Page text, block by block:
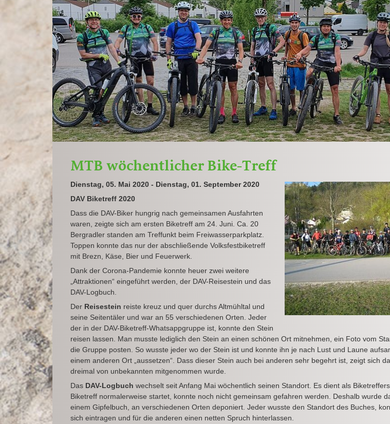
MTB wöchentlicher Bike-Treff
Dienstag, 05. Mai 2020 - Dienstag, 01. September 2020
DAV Biketreff 2020
Dass die DAV-Biker hungrig nach gemeinsamen Ausfahrten
waren, zeigte sich am ersten Biketreff am 24. Juni. Ca. 20
Bergradler standen am Treffunkt beim Freiwasserparkplatz.
Toppen konnte das nur der abschließende Volksfestbiketreff
mit Brezn, Käse, Bier und Feuerwerk.
Dank der Corona-Pandemie konnte heuer zwei weitere
„Attraktionen“ eingeführt werden, der DAV-Reisestein und das
DAV-Logbuch.
Der Reisestein reiste kreuz und quer durchs Altmühltal und
seine Seitentäler und war an 55 verschiedenen Orten. Jeder
der in der DAV-Biketreff-Whatsappgruppe ist, konnte den Stein
reisen lassen. Man musste lediglich den Stein an einen schönen Ort mitnehmen, ein Foto vom
die Gruppe posten. So wusste jeder wo der Stein ist und konnte ihn je nach Lust und Laune
einem anderen Ort „aussetzen“. Dass dieser Stein auch bei anderen sehr begehrt ist, zeigt sich
dreimal von unbekannten mitgenommen wurde.
Das DAV-Logbuch wechselt seit Anfang Mai wöchentlich seinen Standort. Es dient als
Biketreff normalerweise startet, konnte noch nicht gemeinsam gefahren werden. Deshalb wurde
einem Gipfelbuch, an verschiedenen Orten deponiert. Jeder wusste den Standort des Buches,
sich eintragen und für die anderen einen netten Spruch hinterlassen.